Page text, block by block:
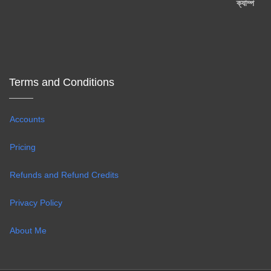
Terms and Conditions
Accounts
Pricing
Refunds and Refund Credits
Privacy Policy
About Me